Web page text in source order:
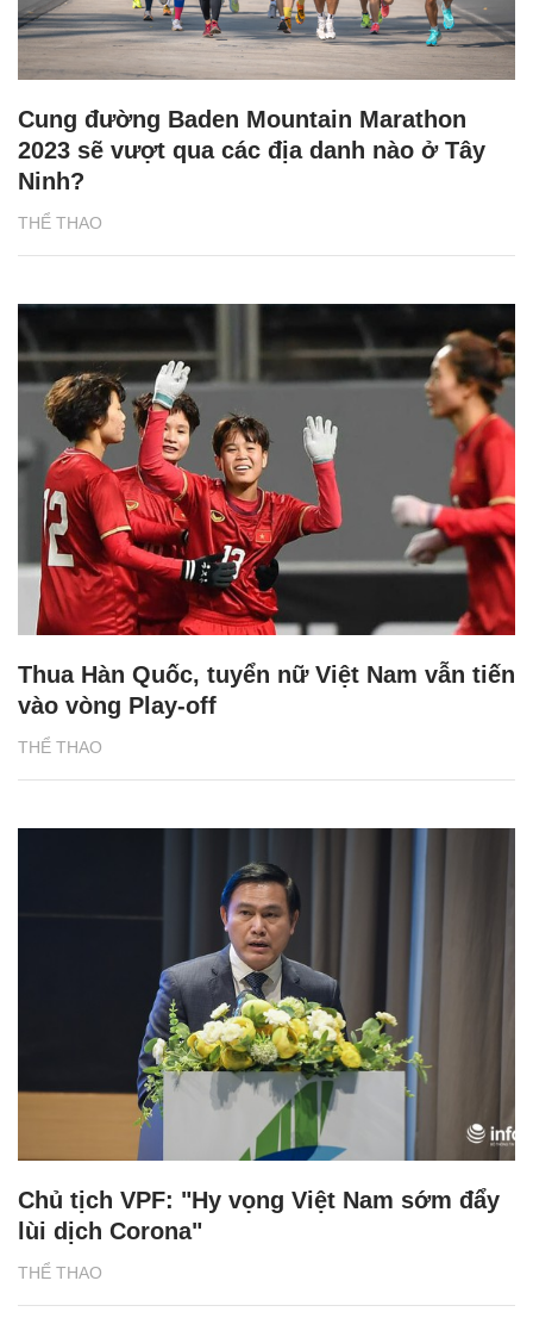
THỂ THAO
Cung đường Baden Mountain Marathon
2023 sẽ vượt qua các địa danh nào ở Tây
Ninh?
THỂ THAO
Thua Hàn Quốc, tuyển nữ Việt Nam vẫn tiến
vào vòng Play-off
THỂ THAO
Chủ tịch VPF: "Hy vọng Việt Nam sớm đẩy
lùi dịch Corona"